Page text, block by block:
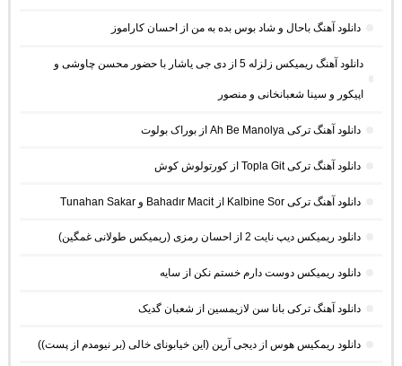
دانلود آهنگ باحال و شاد بوس بده به من از احسان کاراموز
دانلود آهنگ ریمیکس زلزله 5 از دی جی یاشار با حضور محسن چاوشی و
اپیکور و سینا شعبانخانی و منصور
دانلود آهنگ ترکی Ah Be Manolya از بوراک بولوت
دانلود آهنگ ترکی Topla Git از کورتولوش کوش
دانلود آهنگ ترکی Kalbine Sor از Bahadır Macit و Tunahan Sakar
دانلود ریمیکس دیپ نایت 2 از احسان رمزی (ریمیکس طولانی غمگین)
دانلود ریمیکس دوست دارم خستم نکن از سایه
دانلود آهنگ ترکی بانا سن لازیمسین از شعبان گدیک
دانلود ریمکیس هوس از دیجی آرین (این خیابونای خالی (بر نیومدم از پست))